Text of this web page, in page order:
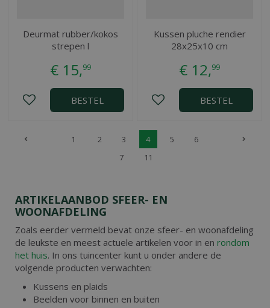
Deurmat rubber/kokos
strepen l
€ 15,99
BESTEL
Kussen pluche rendier
28x25x10 cm
€ 12,99
BESTEL
1 2 3 4 5
6
7
11
ARTIKELAANBOD SFEER- EN
WOONAFDELING
Zoals eerder vermeld bevat onze sfeer- en woonafdeling
de leukste en meest actuele artikelen voor in en rondom
het huis. In ons tuincenter kunt u onder andere de
volgende producten verwachten:
Kussens en plaids
Beelden voor binnen en buiten